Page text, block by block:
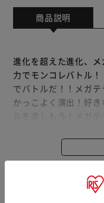
商品説明
進化を超えた進化、
力でモンコレバトル
でバトルだ！！メガ
かっこよく演出！好
トル！わざボタンで
ケモンを回復。HPゲ
じめご了承ください。